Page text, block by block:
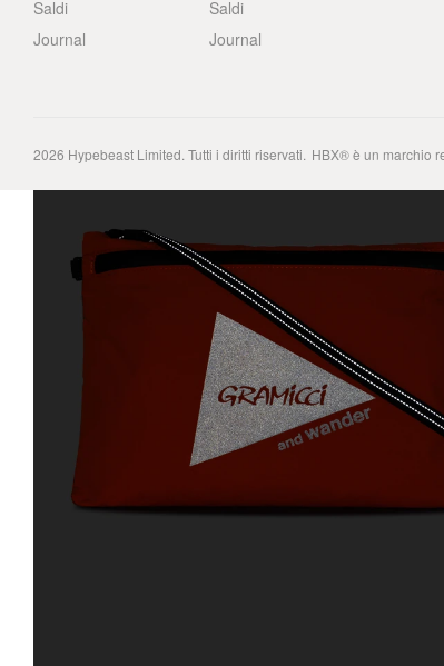
Saldi
Journal
Saldi
Journal
2026 Hypebeast Limited. Tutti i diritti riservati. HBX® è un marchio